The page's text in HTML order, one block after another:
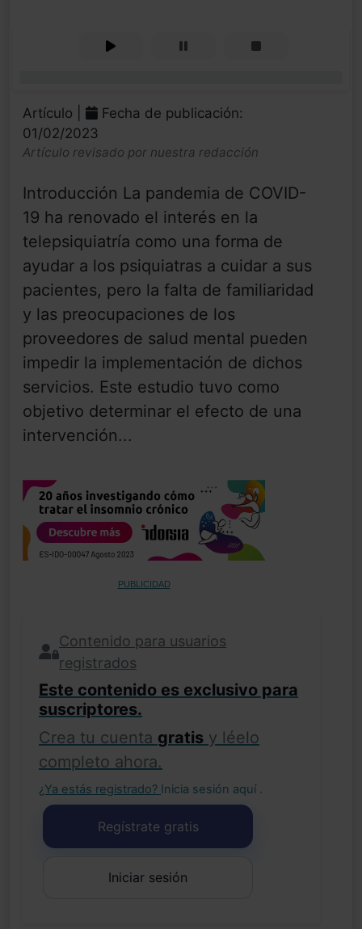
Artículo |
Fecha de publicación:
01/02/2023
Artículo revisado por nuestra redacción
Introducción La pandemia de COVID-
19 ha renovado el interés en la
telepsiquiatría como una forma de
ayudar a los psiquiatras a cuidar a sus
pacientes, pero la falta de familiaridad
y las preocupaciones de los
proveedores de salud mental pueden
impedir la implementación de dichos
servicios. Este estudio tuvo como
objetivo determinar el efecto de una
intervención...
PUBLICIDAD
Contenido para usuarios
registrados
Este contenido es exclusivo para
suscriptores.
Crea tu cuenta gratis y léelo
completo ahora.
¿Ya estás registrado? Inicia sesión aquí .
Regístrate gratis
Iniciar sesión